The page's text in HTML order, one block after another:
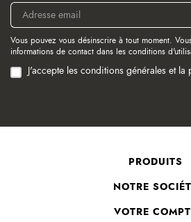
Vous pouvez vous désinscrire à tout moment.
informations de contact dans les conditions
J'accepte les conditions générales et
PRODUITS
NOTRE
VOTRE